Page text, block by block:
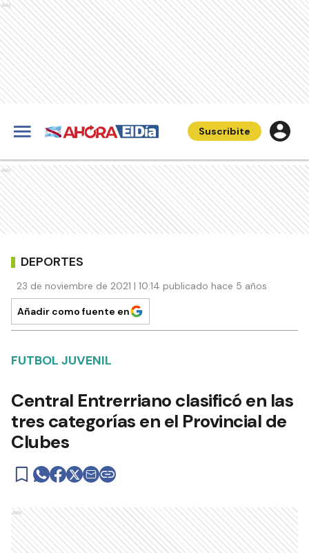
Ads
Suscribite
Ads
DEPORTES
23 de noviembre de 2021 | 10:14 publicado hace 5 años
Añadir como fuente en
FUTBOL JUVENIL
Central Entrerriano clasificó en las
tres categorías en el Provincial de
Clubes
Ads